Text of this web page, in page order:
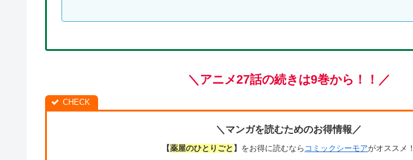
＼アニメ27話の続きは9巻から！！／
＼マンガを読むためのお得情報／
【薬屋のひとりごと 】 をお得に読むなら コミックシーモアがオススメ！